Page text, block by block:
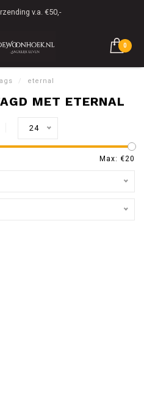
v.a. €50,-
0
/ eternal
MET ETERNAL
24
Max: €20